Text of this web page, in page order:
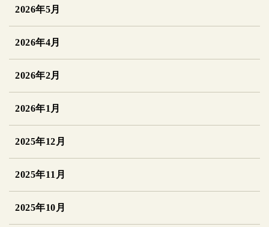
2026年5月
2026年4月
2026年2月
2026年1月
2025年12月
2025年11月
2025年10月